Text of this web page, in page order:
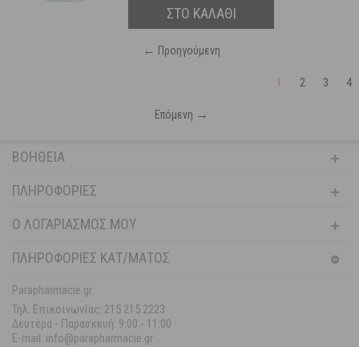
ΣΤΟ ΚΑΛΑΘΙ
← Προηγούμενη
1 2 3 4
Επόμενη →
ΒΟΉΘΕΙΑ
ΠΛΗΡΟΦΟΡΊΕΣ
Ο ΛΟΓΑΡΙΑΣΜΌΣ ΜΟΥ
ΠΛΗΡΟΦΟΡΙΕΣ ΚΑΤ/ΜΑΤΟΣ
Parapharmacie.gr
Τηλ. Επικοινωνίας: 215 215 2223
Δευτέρα - Παρασκευή: 9:00 - 11:00
E-mail: info@parapharmacie.gr